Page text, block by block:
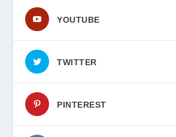
YOUTUBE
TWITTER
PINTEREST